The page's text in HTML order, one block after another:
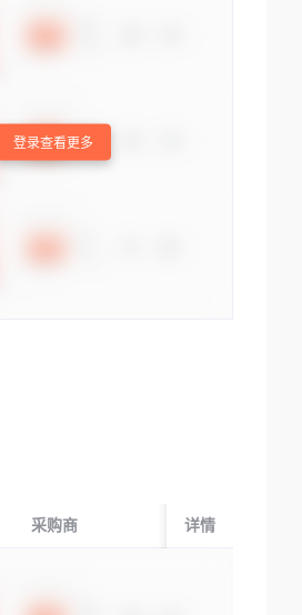
登录查看更多
采购商 起运国/地区
详情